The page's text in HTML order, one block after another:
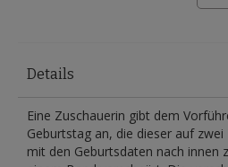
Details
Eine Zuschauerin gibt dem
Geburtstag an, die dieser auf
mit den Geburtsdaten nach innen